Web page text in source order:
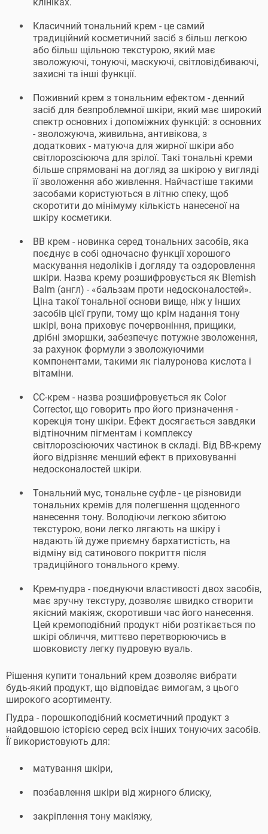
Класичний тональний крем - це самий
традиційний косметичний засіб з більш легкою
або більш щільною текстурою, який має
зволожуючі, тонуючі, маскуючі, світловідбиваючі,
захисні та інші функції.
Поживний крем з тональним ефектом - денний
засіб для безпроблемної шкіри, який має широкий
спектр основних і допоміжних функцій: з основних
- зволожуюча, живильна, антивікова, з
додаткових - матуюча для жирної шкіри або
світлорозсіююча для зрілої. Такі тональні креми
більше спрямовані на догляд за шкірою у вигляді
її зволоження або живлення. Найчастіше такими
засобами користуються в літню спеку, щоб
скоротити до мінімуму кількість нанесеної на
шкіру косметики.
ВВ крем - новинка серед тональних засобів, яка
поєднує в собі одночасно функції хорошого
маскування недоліків і догляду та оздоровлення
шкіри. Назва крему розшифровується як Blemish
Balm (англ) - «бальзам проти недосконалостей».
Ціна такої тональної основи вище, ніж у інших
засобів цієї групи, тому що крім надання тону
шкірі, вона приховує почервоніння, прищики,
дрібні зморшки, забезпечує потужне зволоження,
за рахунок формули з зволожуючими
компонентами, такими як гіалуронова кислота і
вітаміни.
СС-крем - назва розшифровується як Color
Corrector, що говорить про його призначення -
корекція тону шкіри. Ефект досягається завдяки
відтіночним пігментам і комплексу
світлорозсіюючих частинок в складі. Від ВВ-крему
його відрізняє менший ефект в приховуванні
недосконалостей шкіри.
Тональний мус, тональне суфле - це різновиди
тональних кремів для полегшення щоденного
нанесення тону. Володіючи легкою збитою
текстурою, вони легко лягають на шкіру і
надають їй дуже приємну бархатистість, на
відміну від сатинового покриття після
традиційного тонального крему.
Крем-пудра - поєднуючи властивості двох засобів,
має зручну текстуру, дозволяє швидко створити
якісний макіяж, скоротивши час його нанесення.
Цей кремоподібний продукт ніби розтікається по
шкірі обличчя, миттєво перетворюючись в
шовковисту легку пудровую вуаль.
Рішення купити тональний крем дозволяє вибрати
будь-який продукт, що відповідає вимогам, з цього
широкого асортименту.
Пудра - порошкоподібний косметичний продукт з
найдовшою історією серед всіх інших тонуючих засобів.
Її використовують для:
матування шкіри,
позбавлення шкіри від жирного блиску,
закріплення тону макіяжу,